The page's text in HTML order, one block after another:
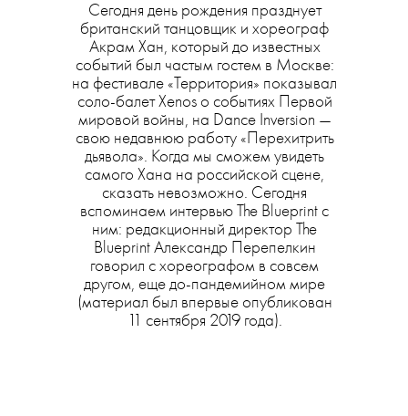
Сегодня день рождения празднует
британский танцовщик и хореограф
Акрам Хан, который до известных
событий был частым гостем в Москве:
на фестивале «Территория» показывал
соло-балет Xenos о событиях Первой
мировой войны, на Dance Inversion —
свою недавнюю работу «Перехитрить
дьявола». Когда мы сможем увидеть
самого Хана на российской сцене,
сказать невозможно. Сегодня
вспоминаем интервью The Blueprint с
ним: редакционный директор The
Blueprint Александр Перепелкин
говорил с хореографом в совсем
другом, еще до-пандемийном мире
(материал был впервые опубликован
11 сентября 2019 года).
АЛЕКСАНДР ПЕРЕПЕЛКИН